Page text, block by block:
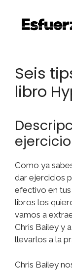
contenido
Seis
libro
ejercicio
Como ya
dar ejercicios
efectivo en
libros los
vamos a
Chris Bailey y
llevarlos a la
Chris Bailey